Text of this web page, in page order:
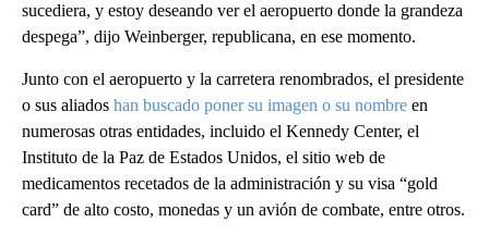
sucediera, y estoy deseando ver el aeropuerto donde la grandeza
despega”, dijo Weinberger, republicana, en ese momento.
Junto con el aeropuerto y la carretera renombrados, el presidente
o sus aliados han buscado poner su imagen o su nombre en
numerosas otras entidades, incluido el Kennedy Center, el
Instituto de la Paz de Estados Unidos, el sitio web de
medicamentos recetados de la administración y su visa “gold
card” de alto costo, monedas y un avión de combate, entre otros.